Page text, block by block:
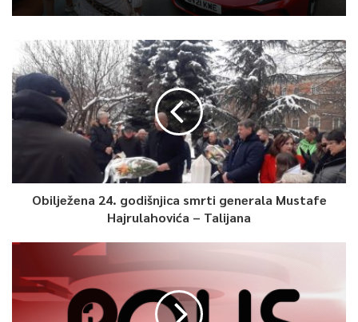
Obilježena 24. godišnjica smrti generala Mustafe
Hajrulahovića – Talijana